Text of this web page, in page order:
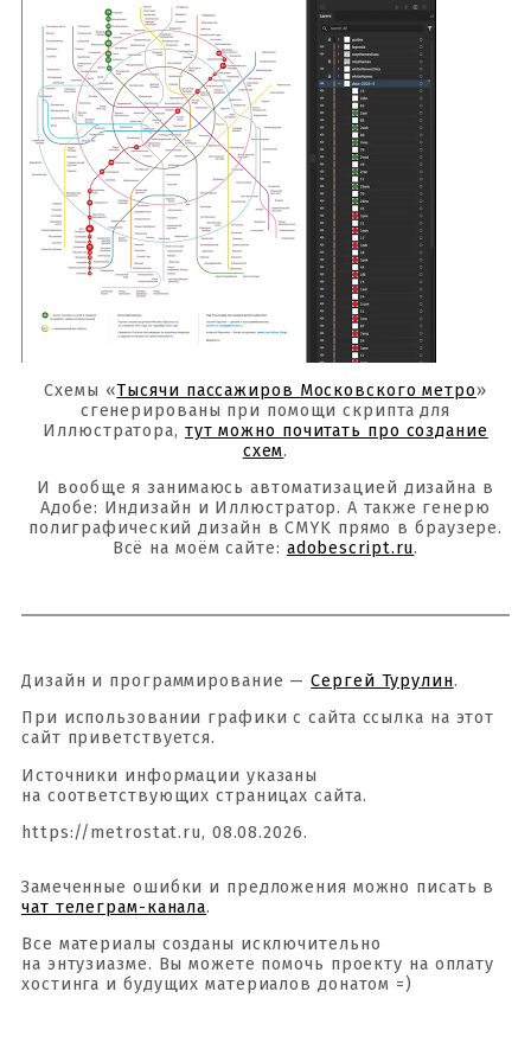
Схемы «Тысячи пассажиров Московского метро»
сгенерированы при помощи скрипта для
Иллюстратора, тут можно почитать про создание
схем.
И вообще я занимаюсь автоматизацией дизайна в
Адобе: Индизайн и Иллюстратор. А также генерю
полиграфический дизайн в CMYK прямо в браузере.
Всё на моём сайте: adobescript.ru.
Дизайн и программирование —Сергей Турулин.
При использовании графики с сайта ссылка на этот
сайт приветствуется.
Источники информации указаны
на соответствующих страницах сайта.
https://metrostat.ru, 08.08.2026.
Замеченные ошибки и предложения можно писать в
чат телеграм-канала.
Все материалы созданы исключительно
на энтузиазме. Вы можете помочь проекту на оплату
хостинга и будущих материалов донатом =)